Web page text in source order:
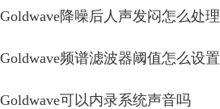
Goldwave降噪后人声发闷怎么处理
Goldwave频谱滤波器阈值怎么设置
Goldwave可以内录系统声音吗